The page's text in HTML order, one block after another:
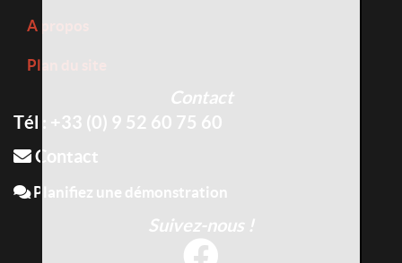
A propos
Plan du site
Contact
Tél : +33 (0) 9 52 60 75 60
Contact
Planifiez une démonstration
Suivez-nous !